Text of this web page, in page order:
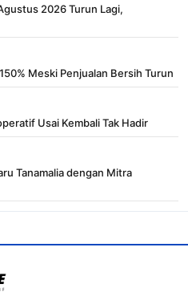
2026 Turun Lagi,
Meski Penjualan Bersih Turun
Usai Kembali Tak Hadir
Tanamalia dengan Mitra